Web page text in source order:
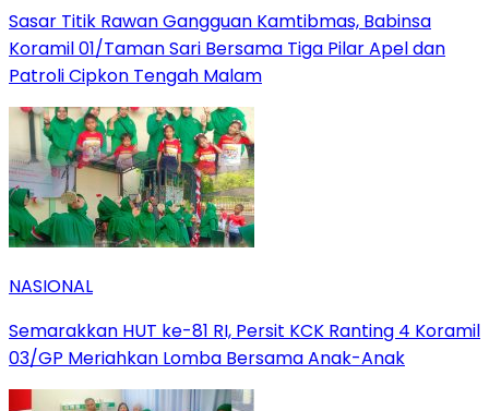
Sasar Titik Rawan Gangguan Kamtibmas, Babinsa
Koramil 01/Taman Sari Bersama Tiga Pilar Apel dan
Patroli Cipkon Tengah Malam
NASIONAL
Semarakkan HUT ke-81 RI, Persit KCK Ranting 4 Koramil
03/GP Meriahkan Lomba Bersama Anak-Anak